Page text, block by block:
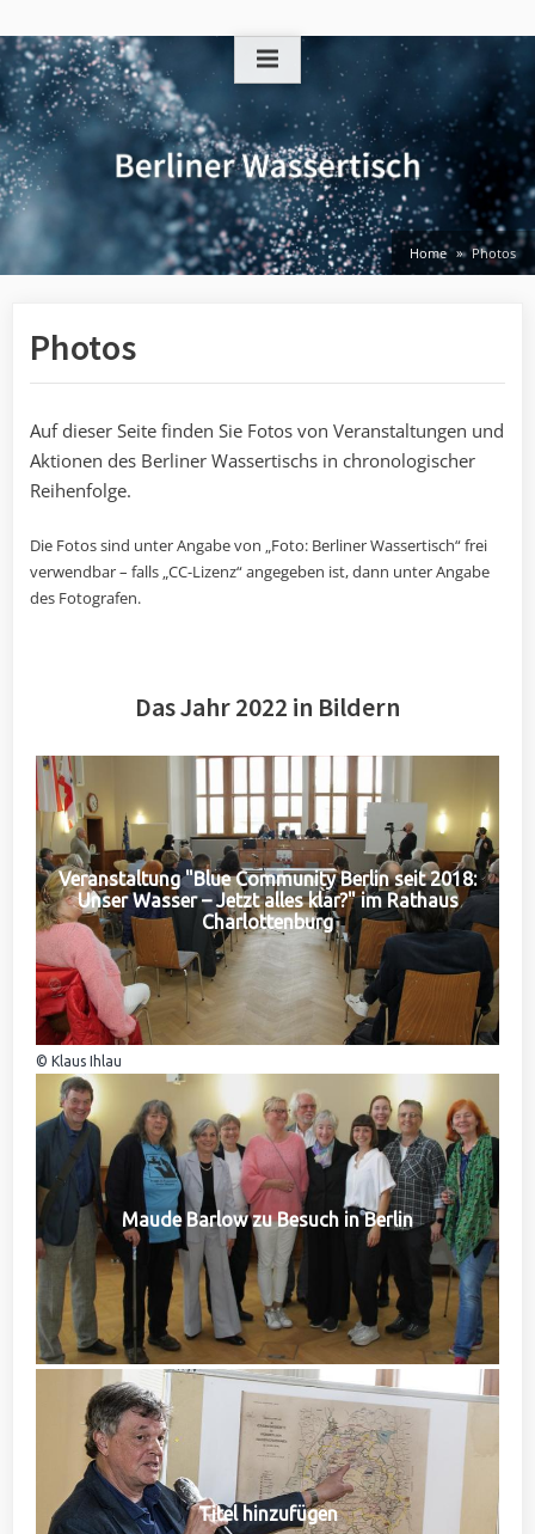
to
content
Home Photos
Photos
Auf dieser Seite finden Sie Fotos von Veranstaltungen und
Aktionen des Berliner Wassertischs in chronologischer
Reihenfolge.
Die Fotos sind unter Angabe von „Foto: Berliner Wassertisch“ frei
verwendbar – falls „CC-Lizenz“ angegeben ist, dann unter Angabe
des Fotografen.
Das Jahr 2022 in Bildern
Veranstaltung "Blue Community Berlin seit 2018:
Unser Wasser – Jetzt alles klar?" im Rathaus
Charlottenburg
© Klaus Ihlau
Maude Barlow zu Besuch in Berlin
Titel hinzufügen